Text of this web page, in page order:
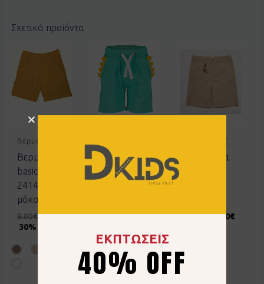
Σχετικά προϊόντα
Βερμούδες
Βερμούδα
basic Joyce
2414852
μόκα
9.00€6.30€
30% OFF
Σορτς Blue
Seven
50% OFF
Βερμούδες
Βερμούδα
19.00€9.50€
ΕΚΠΤΩΣΕΙΣ
40% OFF